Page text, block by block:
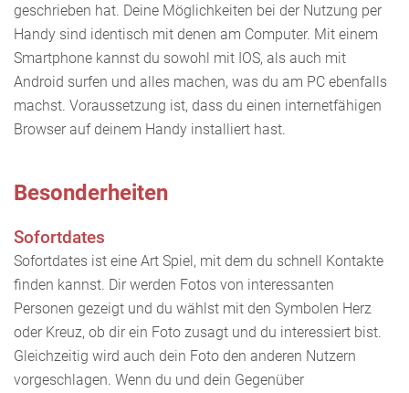
geschrieben hat. Deine Möglichkeiten bei der Nutzung per
Handy sind identisch mit denen am Computer. Mit einem
Smartphone kannst du sowohl mit IOS, als auch mit
Android surfen und alles machen, was du am PC ebenfalls
machst. Voraussetzung ist, dass du einen internetfähigen
Browser auf deinem Handy installiert hast.
Besonderheiten
Sofortdates
Sofortdates ist eine Art Spiel, mit dem du schnell Kontakte
finden kannst. Dir werden Fotos von interessanten
Personen gezeigt und du wählst mit den Symbolen Herz
oder Kreuz, ob dir ein Foto zusagt und du interessiert bist.
Gleichzeitig wird auch dein Foto den anderen Nutzern
vorgeschlagen. Wenn du und dein Gegenüber